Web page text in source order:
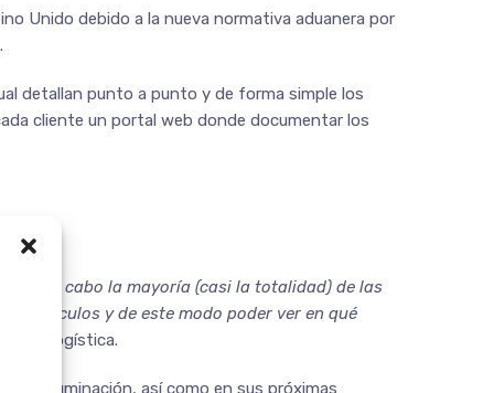
Unido debido a la nueva normativa aduanera por
detallan punto a punto y de forma simple los
cliente un portal web donde documentar los
a cabo la mayoría (casi la totalidad) de las
vehículos y de este modo poder ver en qué
y logística.
de iluminación, así como en sus próximas